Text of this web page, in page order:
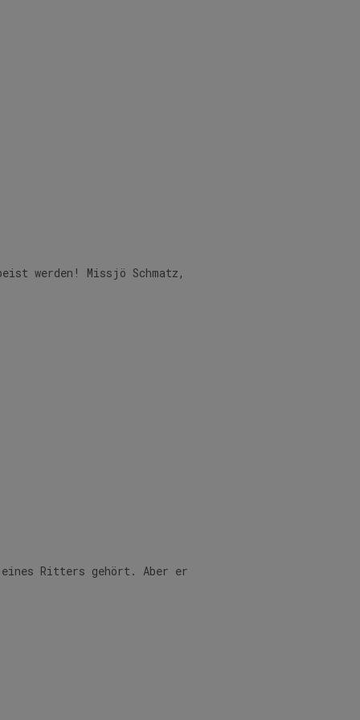
werden! Missjö Schmatz,
Ritters gehört. Aber er